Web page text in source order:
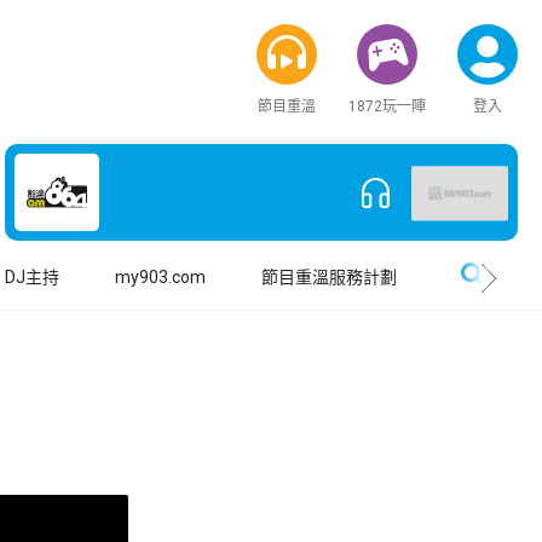
節目重溫 1872玩一陣 登入
DJ主持 my903.com 節目重溫服務計劃